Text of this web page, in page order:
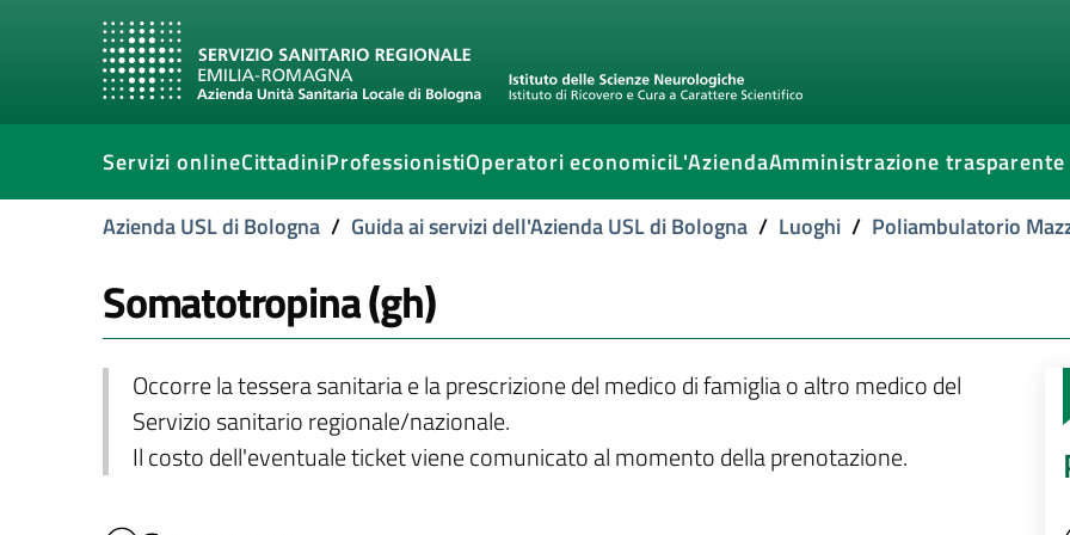
Servizi onlineCittadiniProfessionistiOperatori economiciL'AziendaAmministrazione trasparente
Azienda USL di Bologna / Guida ai servizi dell'Azienda USL di Bologna / Luoghi / Poliambulatorio
Somatotropina (gh)
Occorre la tessera sanitaria e la prescrizione del medico di famiglia o altro medico del
Servizio sanitario regionale/nazionale.
Il costo dell'eventuale ticket viene comunicato al momento della prenotazione.